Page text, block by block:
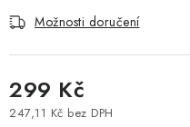
Možnosti doručení
299 Kč
247,11 Kč bez DPH